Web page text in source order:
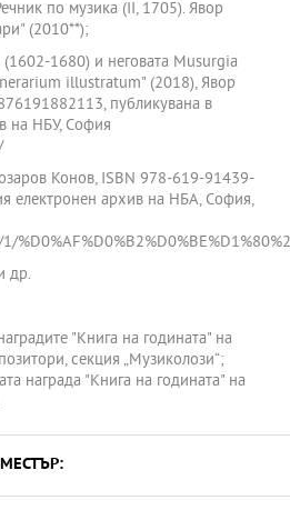
по музика (ІІ, 1705). Явор
(2010**);
1680) и неговата Musurgia
illustratum" (2018), Явор
публикувана в
на НБУ, София
Конов, ISBN 978-619-91439-
електронен архив на НБА, София,
др.
"Книга на годината" на
секция „Музиколози“;
награда "Книга на годината" на